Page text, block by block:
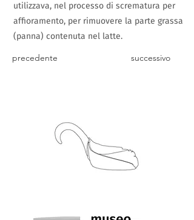
utilizzava, nel processo di scrematura per
affioramento, per rimuovere la parte grassa
(panna) contenuta nel latte.
precedente successivo